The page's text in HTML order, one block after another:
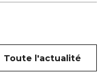
Toute l'actualité